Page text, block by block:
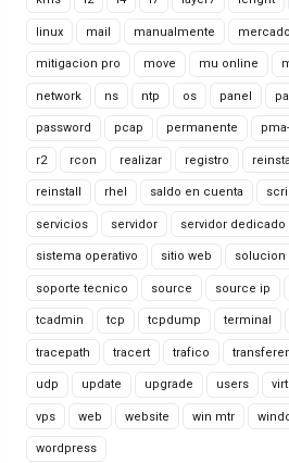
linux mail manualmente
mitigacion pro move mu online
network ns ntp os panel
password pcap permanente
r2 rcon realizar registro
reinstall rhel saldo en cuenta
servicios servidor servidor dedicado
sistema operativo sitio web solucion
soporte tecnico source source ip
tcadmin tcp tcpdump terminal
tracepath tracert trafico
udp update upgrade users
vps web website win mtr
wordpress